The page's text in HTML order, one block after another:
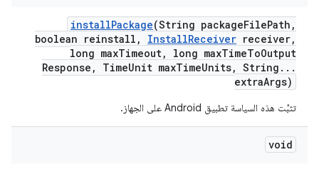
installPackage(String packageFilePath ,
boolean reinstall , InstallReceiver receiver,
long maxTimeout, long maxTimeToOutput
Response , TimeUnit maxTimeUnits, String . . .
extraArgs)
تثبِّت هذه السياسة تطبيق Android على الجهاز.
void